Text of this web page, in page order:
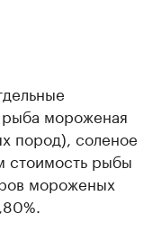
мороженая
пород), соленое
стоимость рыбы
мороженых